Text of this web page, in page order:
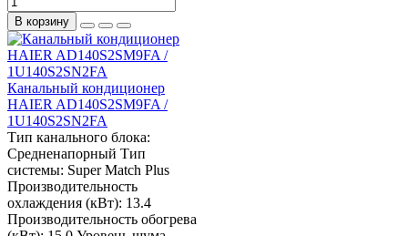
В корзину
Канальный кондиционер
HAIER AD140S2SM9FA /
1U140S2SN2FA
Тип канального блока:
Средненапорный Тип
системы: Super Match Plus
Производительность
охлаждения (кВт): 13.4
Производительность обогрева